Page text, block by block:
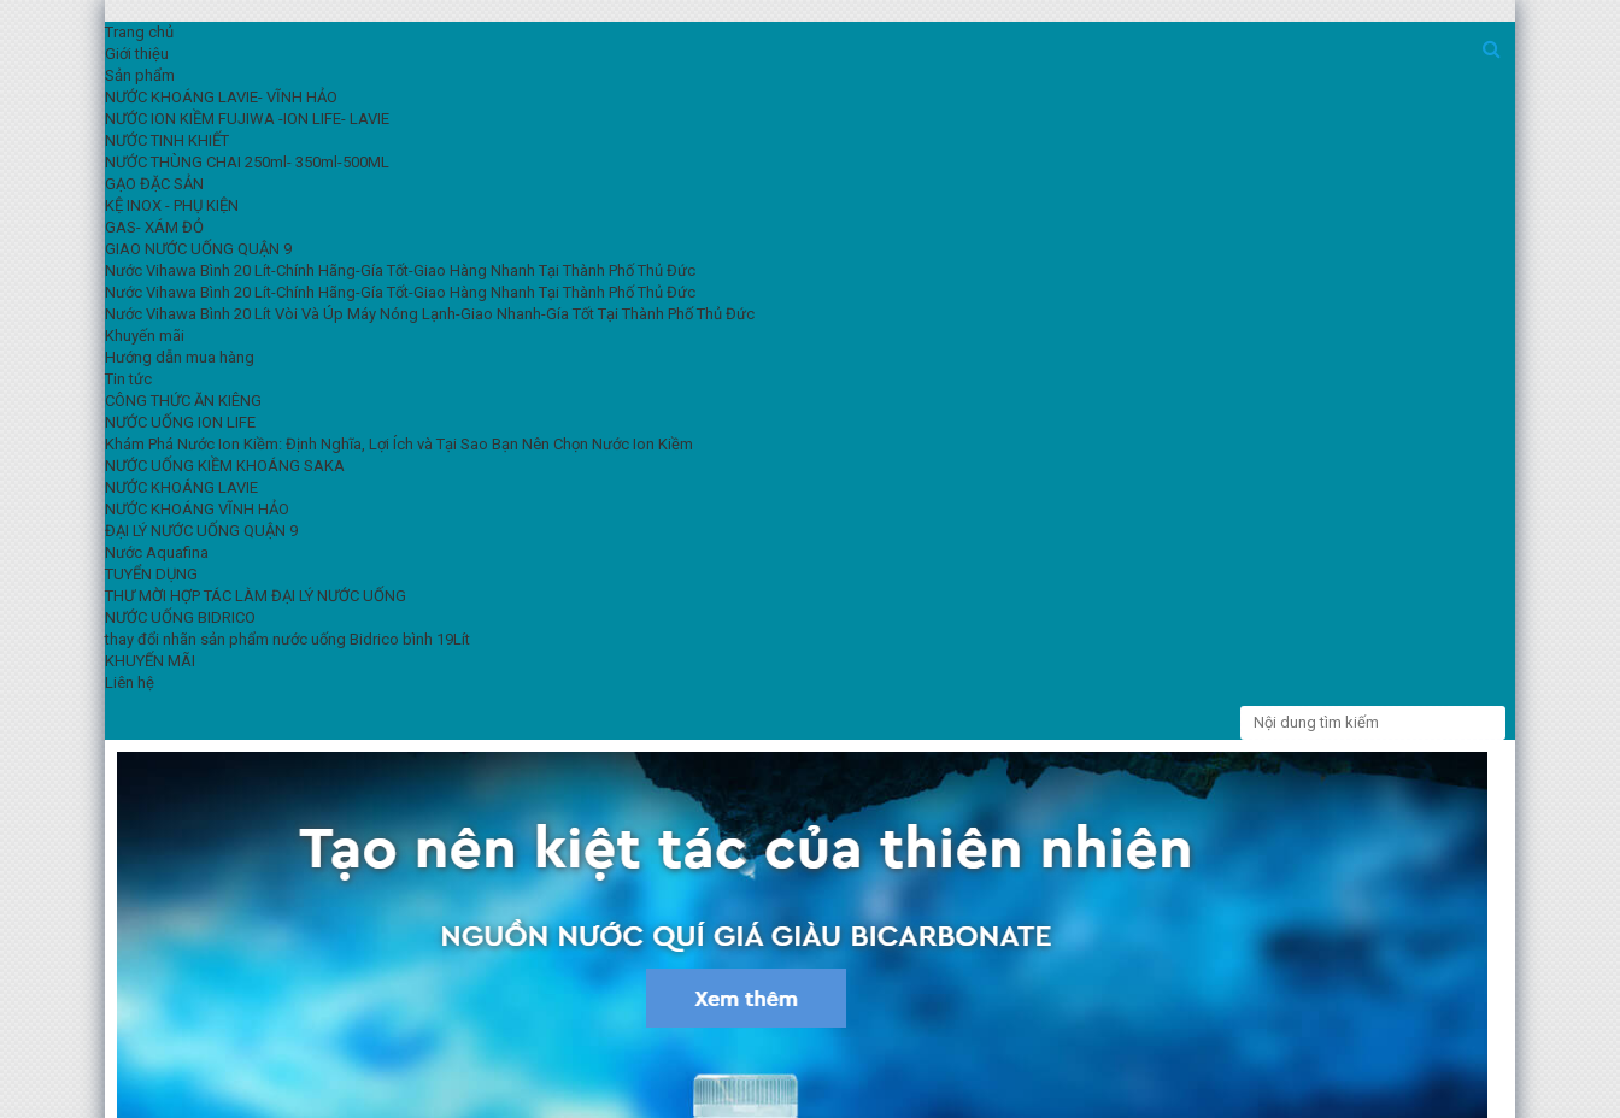
Trang chủ
Giới thiệu
Sản phẩm
NƯỚC KHOÁNG LAVIE- VĨNH HẢO
NƯỚC ION KIỀM FUJIWA -ION LIFE- LAVIE
NƯỚC TINH KHIẾT
NƯỚC THÙNG CHAI 250ml- 350ml-500ML
GẠO ĐẶC SẢN
KỆ INOX - PHỤ KIỆN
GAS- XÁM ĐỎ
GIAO NƯỚC UỐNG QUẬN 9
Nước Vihawa Bình 20 Lít-Chính Hãng-Gía Tốt-Giao Hàng Nhanh Tại Thành Phố Thủ Đức
Nước Vihawa Bình 20 Lít-Chính Hãng-Gía Tốt-Giao Hàng Nhanh Tại Thành Phố Thủ Đức
Nước Vihawa Bình 20 Lít Vòi Và Úp Máy Nóng Lạnh-Giao Nhanh-Gía Tốt Tại Thành Phố Thủ Đức
Khuyến mãi
Hướng dẫn mua hàng
Tin tức
CÔNG THỨC ĂN KIÊNG
NƯỚC UỐNG ION LIFE
Khám Phá Nước Ion Kiềm: Định Nghĩa, Lợi Ích và Tại Sao Bạn Nên Chọn Nước Ion Kiềm
NƯỚC UỐNG KIỀM KHOÁNG SAKA
NƯỚC KHOÁNG LAVIE
NƯỚC KHOÁNG VĨNH HẢO
ĐẠI LÝ NƯỚC UỐNG QUẬN 9
Nước Aquafina
TUYỂN DỤNG
THƯ MỜI HỢP TÁC LÀM ĐẠI LÝ NƯỚC UỐNG
NƯỚC UỐNG BIDRICO
thay đổi nhãn sản phẩm nước uống Bidrico bình 19Lít
KHUYẾN MÃI
Liên hệ